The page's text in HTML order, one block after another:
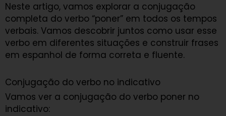
Neste artigo, vamos explorar a conjugação
completa do verbo “poner” em todos os tempos
verbais. Vamos descobrir juntos como usar esse
verbo em diferentes situações e construir frases
em espanhol de forma correta e fluente.
Conjugação do verbo no indicativo
Vamos ver a conjugação do verbo poner no
indicativo: